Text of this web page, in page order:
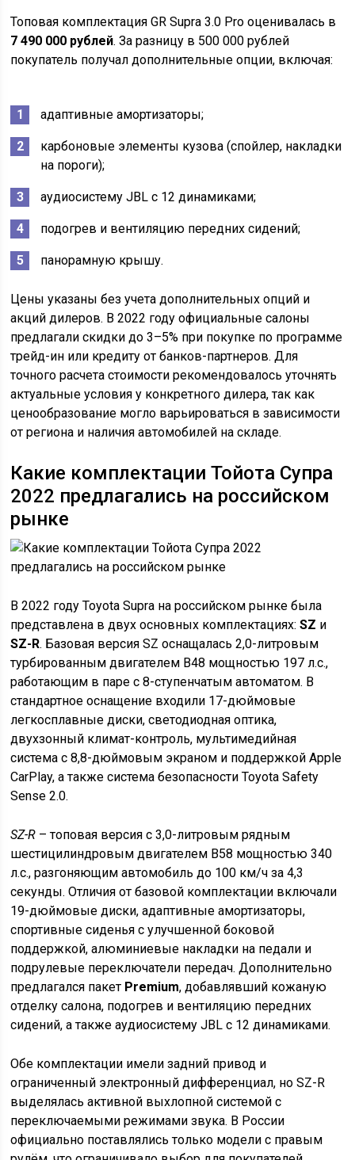
Топовая комплектация GR Supra 3.0 Pro оценивалась в
7 490 000 рублей. За разницу в 500 000 рублей
покупатель получал дополнительные опции, включая:
адаптивные амортизаторы;
карбоновые элементы кузова (спойлер, накладки
на пороги);
аудиосистему JBL с 12 динамиками;
подогрев и вентиляцию передних сидений;
панорамную крышу.
Цены указаны без учета дополнительных опций и
акций дилеров. В 2022 году официальные салоны
предлагали скидки до 3–5% при покупке по программе
трейд-ин или кредиту от банков-партнеров. Для
точного расчета стоимости рекомендовалось уточнять
актуальные условия у конкретного дилера, так как
ценообразование могло варьироваться в зависимости
от региона и наличия автомобилей на складе.
Какие комплектации Тойота Супра
2022 предлагались на российском
рынке
В 2022 году Toyota Supra на российском рынке была
представлена в двух основных комплектациях:SZ и
SZ-R. Базовая версия SZ оснащалась 2,0-литровым
турбированным двигателем B48 мощностью 197 л.с.,
работающим в паре с 8-ступенчатым автоматом. В
стандартное оснащение входили 17-дюймовые
легкосплавные диски, светодиодная оптика,
двухзонный климат-контроль, мультимедийная
система с 8,8-дюймовым экраном и поддержкой Apple
CarPlay, а также система безопасности Toyota Safety
Sense 2.0.
SZ-R – топовая версия с 3,0-литровым рядным
шестицилиндровым двигателем B58 мощностью 340
л.с., разгоняющим автомобиль до 100 км/ч за 4,3
секунды. Отличия от базовой комплектации включали
19-дюймовые диски, адаптивные амортизаторы,
спортивные сиденья с улучшенной боковой
поддержкой, алюминиевые накладки на педали и
подрулевые переключатели передач. Дополнительно
предлагался пакет Premium, добавлявший кожаную
отделку салона, подогрев и вентиляцию передних
сидений, а также аудиосистему JBL с 12 динамиками.
Обе комплектации имели задний привод и
ограниченный электронный дифференциал, но SZ-R
выделялась активной выхлопной системой с
переключаемыми режимами звука. В России
официально поставлялись только модели с правым